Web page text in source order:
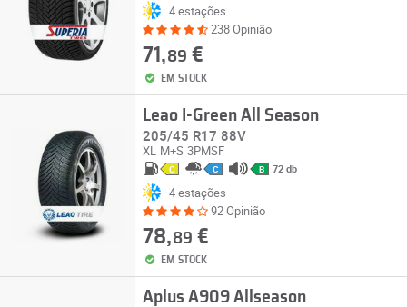
4 estações
238 Opinião
71,89 €
EM STOCK
Leao I-Green All Season
205/45 R17 88V
XL M+S 3PMSF
C C B 72 db
4 estações
92 Opinião
78,89 €
EM STOCK
Aplus A909 Allseason